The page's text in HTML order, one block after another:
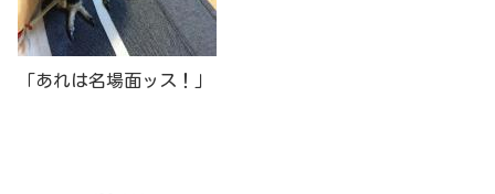
「あれは名場面ッス！」